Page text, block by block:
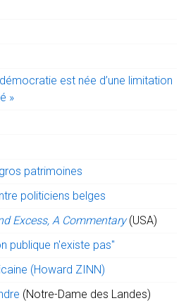
est née d’une limitation
»
patrimoines
politiciens belges
Excess, A Commentary (USA)
publique n'existe pas"
(Howard ZINN)
(Notre-Dame des Landes)